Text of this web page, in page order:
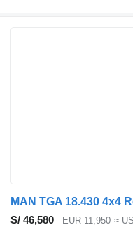
MAN TGA 18.430 4x4
S/ 46,580
EUR 11,950 ≈